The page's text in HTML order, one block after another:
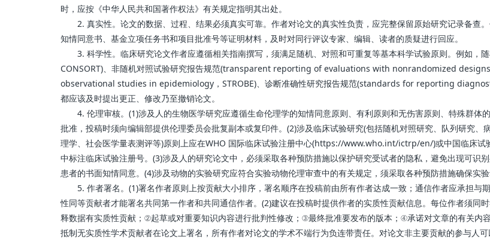
时，应按《中华人民共和国著作权法》有关规定指明其出处。
2. 真实性。论文的数据、过程、结果必须真实可靠。作者对论文的真实性负责，应完整保留原始研究记录备查。
知情同意书、基金立项任务书和项目批准号等证明材料，及时对同行评议专家、编辑、读者的质疑进行回应。
3. 科学性。临床研究论文作者应遵循相关指南撰写，须满足随机、对照和可重复等基本科学试验原则。例如
CONSORT)、非随机对照试验研究报告规范(transparent reporting of evaluations with nonrandomized
observational studies in epidemiology，STROBE)、诊断准确性研究报告规范(standards for reporting
都应该及时提出更正、修改乃至撤销论文。
4. 伦理审核。(1)涉及人的生物医学研究应遵循生命伦理学的知情同意原则、有利原则和无伤害原则、特殊群体
批准，投稿时须向编辑部提供伦理委员会批复副本或复印件。(2)涉及临床试验研究(包括随机对照研究、队列研究
理学、社会医学量表测评等)原则上应在WHO 国际临床试验注册中心(https://www.who.int/ictrp/en/)或中国临床
中标注临床试验注册号。(3)涉及人的研究论文中，必须采取各种预防措施以保护研究受试者的隐私，避免出现可识
患者的书面知情同意。(4)涉及动物的实验研究应符合实验动物伦理审查中的有关规定，须采取各种预防措施确保实
5. 作者署名。(1)署名作者原则上按贡献大小排序，署名顺序在投稿前由所有作者达成一致；通信作者应承担与
性同等贡献者才能署名共同第一作者和共同通信作者。(2)建议在投稿时提供作者的实质性贡献信息。每位作者须
释数据有实质性贡献；②起草或对重要知识内容进行批判性修改；③最终批准要发布的版本；④承诺对文章的有关内
抵制无实质性学术贡献者在论文上署名，所有作者对论文的学术不端行为负连带责任。对论文非主要贡献的参与人